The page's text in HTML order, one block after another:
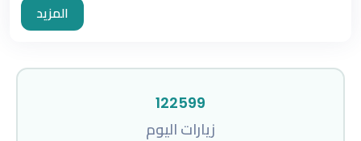
المزيد
122599
زيارات اليوم